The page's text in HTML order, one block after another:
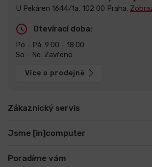
U Pekáren 1644/1a, 102 00 Praha.
Otevírací doba:
Po - Pá: 9:00 - 18:00
So - Ne: Zavřeno
Více o prodejně
Zákaznický servis
Jsme [in]computer
Poradíme vám